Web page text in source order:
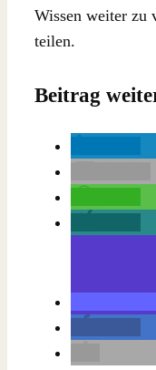
Wissen weiter zu
teilen.
Beitrag